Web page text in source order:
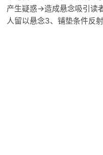
产生疑惑→造成悬念吸引读
人留以悬念3、铺垫条件反